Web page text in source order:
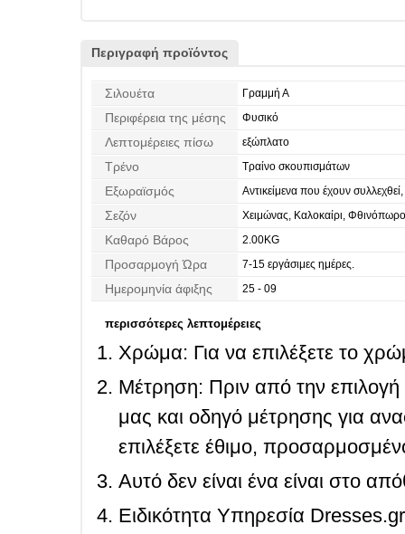
Περιγραφή προϊόντος
Σιλουέτα Γραμμή Α
Περιφέρεια της μέσης Φυσικό
Λεπτομέρειες πίσω εξώπλατο
Τρένο Τραίνο σκουπισμάτων
Εξωραϊσμός
Αντικείμενα που έχουν
Ντραπέ, Τόξο, πιέτα
Σεζόν Χειμώνας, Καλοκαίρι,
Καθαρό Βάρος 2.00KG
Προσαρμογή Ώρα 7-15 εργάσιμες ημέρες.
Ημερομηνία άφιξης 25 - 09
περισσότερες λεπτομέρειες
Χρώμα: Για να επιλέξετε το
Μέτρηση: Πριν από την
μας και οδηγό μέτρησης για
επιλέξετε έθιμο,
Αυτό δεν είναι ένα είναι στο
Ειδικότητα Υπηρεσία